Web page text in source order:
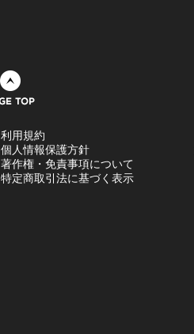
利用規約
個人情報保護方針
著作権・免責事項について
特定商取引法に基づく表示